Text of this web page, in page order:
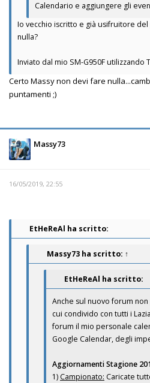
Calendario e aggiungere gli
Io vecchio iscritto e già usifruitore
nulla?
Inviato dal mio SM-G950F utilizzando
Certo Massy non devi fare
puntamenti ;)
Massy73
16/05/2019, 22:55
EtHeReAl ha scritto:
Massy73 ha scritto: ↑
EtHeReAl ha scritto:
Anche sul nuovo forum
cui condivido con tutti i
forum il mio personale
Google Calendar, degli
Aggiornamenti Stagione
1) Campionato: Caricate